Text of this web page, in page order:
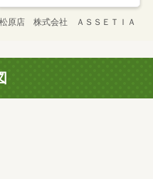
松原店 株式会社 ＡＳＳＥＴＩＡ